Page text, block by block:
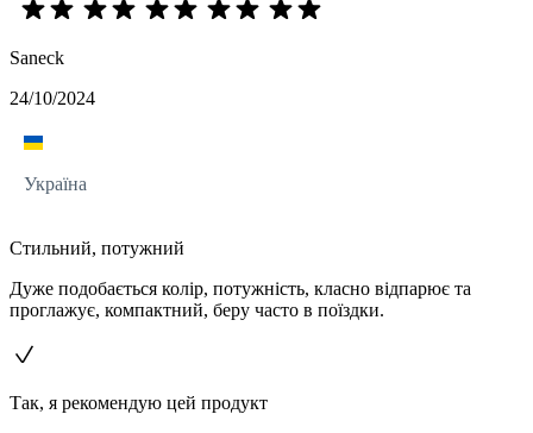
Saneck
24/10/2024
Україна
Стильний, потужний
Дуже подобається колір, потужність, класно відпарює та
проглажує, компактний, беру часто в поїздки.
Так, я рекомендую цей продукт